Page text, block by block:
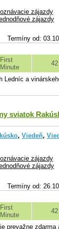
zájazdy
zájazdy
Termíny od:
First
Minute
Ledníc a
sviatok
, Viedeň,
zájazdy
zájazdy
Termíny od:
First
Minute
prevažne